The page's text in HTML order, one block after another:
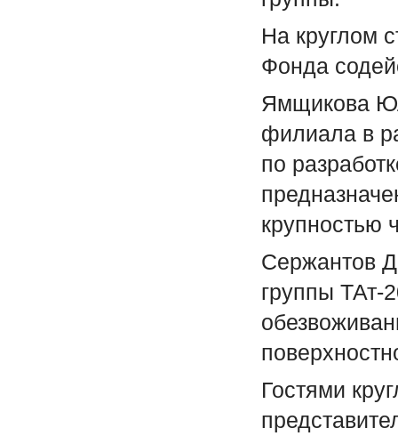
На круглом
Фонда
Ямщикова
филиала в
по
крупностью
Сержантов
группы ТАт-
Гостями